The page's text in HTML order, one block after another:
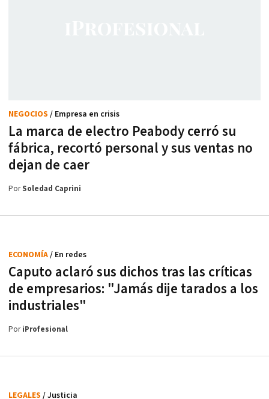
La marca de electro Peabody cerró su
fábrica, recortó personal y sus ventas no
dejan de caer
NEGOCIOS / Empresa en crisis
PorSoledad Caprini
Caputo aclaró sus dichos tras las críticas
de empresarios: "Jamás dije tarados a los
industriales"
ECONOMÍA/ En redes
PoriProfesional
LEGALES / Justicia